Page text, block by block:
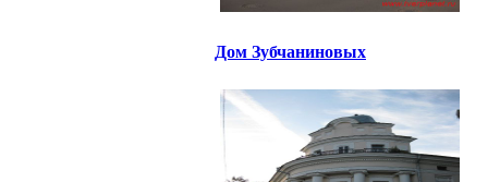
Дом Зубчаниновых